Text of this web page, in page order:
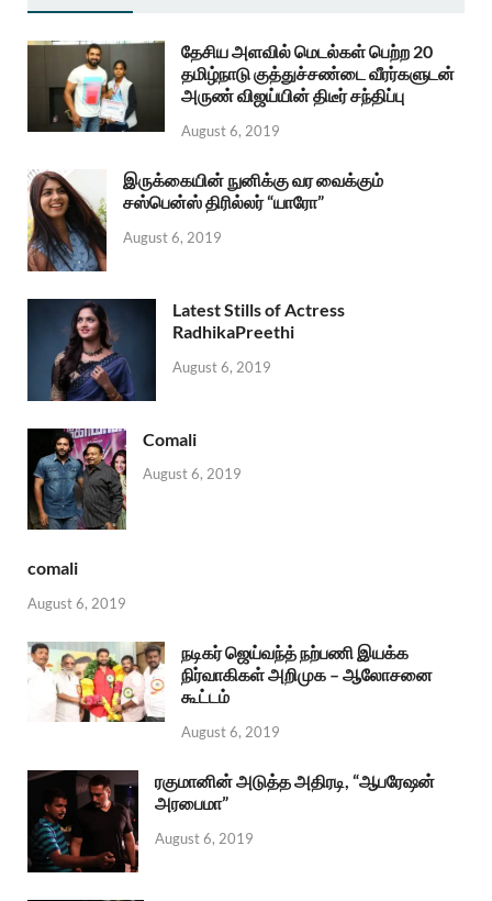
தேசிய அளவில் மெடல்கள் பெற்ற 20
தமிழ்நாடு குத்துச்சண்டை வீரர்களுடன்
அருண் விஜய்யின் திடீர் சந்திப்பு
August 6, 2019
இருக்கையின் நுனிக்கு வர வைக்கும்
சஸ்பென்ஸ் திரில்லர் “யாரோ”
August 6, 2019
Latest Stills of Actress
RadhikaPreethi
August 6, 2019
Comali
August 6, 2019
comali
August 6, 2019
நடிகர் ஜெய்வந்த் நற்பணி இயக்க
நிர்வாகிகள் அறிமுக – ஆலோசனை
கூட்டம்
August 6, 2019
ரகுமானின் அடுத்த அதிரடி, “ஆபரேஷன்
அரபைமா”
August 6, 2019